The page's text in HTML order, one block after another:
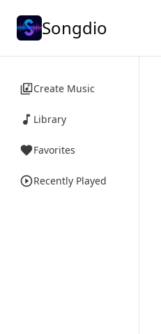
Songdio
Create Music
Library
Favorites
Recently Played